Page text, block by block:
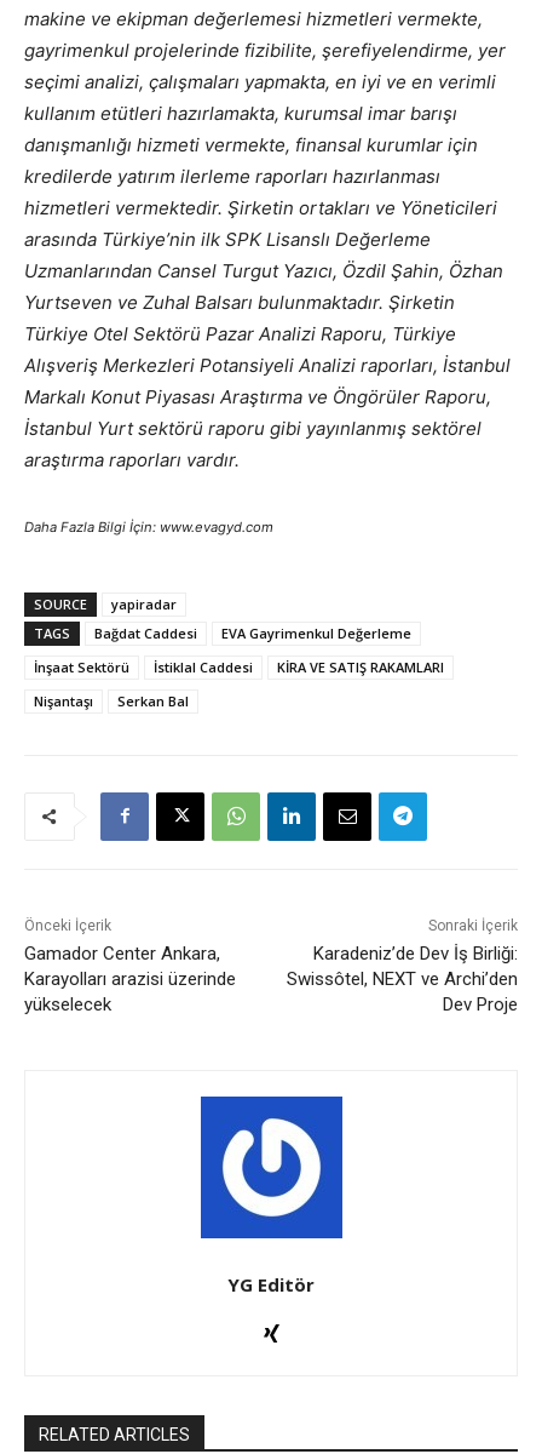
makine ve ekipman değerlemesi hizmetleri vermekte,
gayrimenkul projelerinde fizibilite, şerefiyelendirme, yer
seçimi analizi, çalışmaları yapmakta, en iyi ve en verimli
kullanım etütleri hazırlamakta, kurumsal imar barışı
danışmanlığı hizmeti vermekte, finansal kurumlar için
kredilerde yatırım ilerleme raporları hazırlanması
hizmetleri vermektedir. Şirketin ortakları ve Yöneticileri
arasında Türkiye’nin ilk SPK Lisanslı Değerleme
Uzmanlarından Cansel Turgut Yazıcı, Özdil Şahin, Özhan
Yurtseven ve Zuhal Balsarı bulunmaktadır. Şirketin
Türkiye Otel Sektörü Pazar Analizi Raporu, Türkiye
Alışveriş Merkezleri Potansiyeli Analizi raporları, İstanbul
Markalı Konut Piyasası Araştırma ve Öngörüler Raporu,
İstanbul Yurt sektörü raporu gibi yayınlanmış sektörel
araştırma raporları vardır.
Daha Fazla Bilgi İçin: www.evagyd.com
SOURCE
yapiradar
TAGS
Bağdat Caddesi
EVA Gayrimenkul Değerleme
İnşaat Sektörü
İstiklal Caddesi
KİRA VE SATIŞ RAKAMLARI
Nişantaşı
Serkan Bal
Önceki İçerik
Gamador Center Ankara,
Karayolları arazisi üzerinde
yükselecek
Sonraki İçerik
Karadeniz’de Dev İş Birliği:
Swissôtel, NEXT ve Archi’den
Dev Proje
YG Editör
RELATED ARTICLES